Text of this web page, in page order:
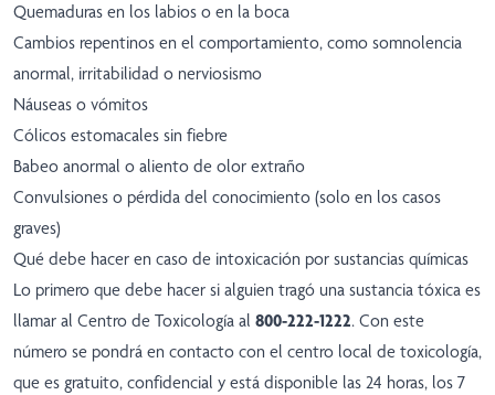
Quemaduras en los labios o en la boca
Cambios repentinos en el comportamiento, como somnolencia
anormal, irritabilidad o nerviosismo
Náuseas o vómitos
Cólicos estomacales sin fiebre
Babeo anormal o aliento de olor extraño
Convulsiones o pérdida del conocimiento (solo en los casos
graves)
Qué debe hacer en caso de intoxicación por sustancias químicas
Lo primero que debe hacer si alguien tragó una sustancia tóxica es
llamar al Centro de Toxicología al 800-222-1222. Con este
número se pondrá en contacto con el centro local de toxicología,
que es gratuito, confidencial y está disponible las 24 horas, los 7